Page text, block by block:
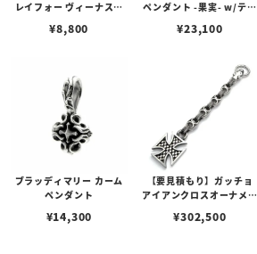
レイフォー ヴィーナスチ
¥8,800
ペンダント -果実- w/ティ
¥23,100
ブラッディマリー カーム
ペンダント
¥14,300
【要見積もり】ガッチョ
アイアンクロスオーナメン
クスハンターノッカー Ve
¥302,500